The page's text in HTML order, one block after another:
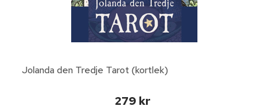
Jolanda den Tredje Tarot (kortlek)
279 kr